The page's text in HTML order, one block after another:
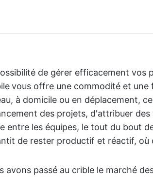
de gérer efficacement
vous offre une commodité et une
à domicile ou en déplacement,
des projets, d'attribuer
entre les équipes, le tout du bout
de rester productif et réactif, où
avons passé au crible le marché